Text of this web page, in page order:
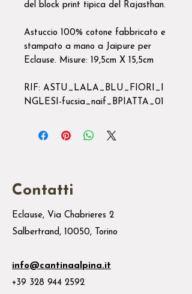
del block print tipica del Rajasthan.
Astuccio 100% cotone fabbricato e
stampato a mano a Jaipure per
Eclause. Misure: 19,5cm X 15,5cm
RIF: ASTU_LALA_BLU_FIORI_I
NGLESI-fucsia_naif_BPIATTA_01
Contatti
Eclause, Via Chabrieres 2
Salbertrand, 10050, Torino
info@cantinaalpina.it
+39 328 944 2592